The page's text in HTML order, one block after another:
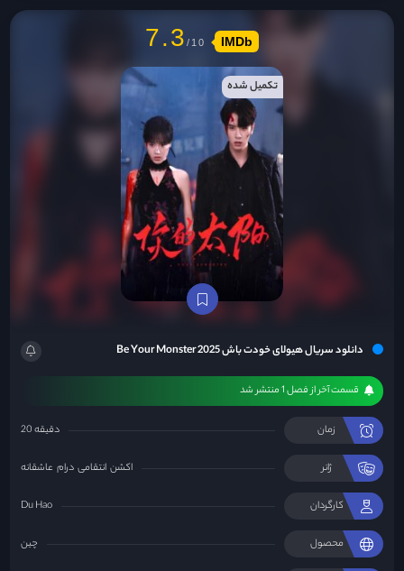
دانلود سریال هیولای خودت باش Be Your Monster 2025
قسمت آخر از فصل 1 منتشر شد
زمان 20 دقیقه
ژانر اکشن انتقامی درام عاشقانه
کارگردان Du Hao
محصول چين
7.3 IMDb
تکمیل شده